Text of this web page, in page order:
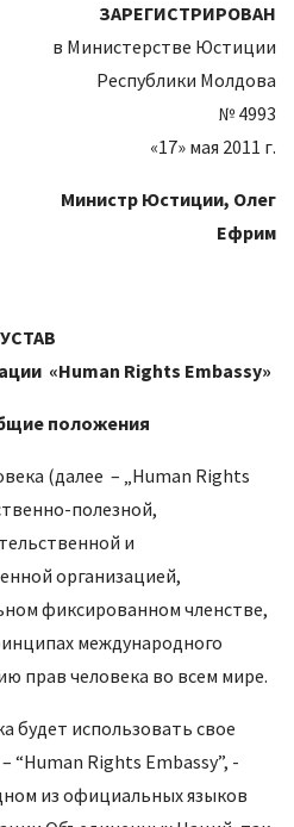
ЗАРЕГИСТРИРОВАН
в Министерстве Юстиции
Республики Молдова
№ 4993
«17» мая 2011 г.
Министр Юстиции, Олег
Ефрим
УСТАВ
«Human Rights Embassy»
положения
(далее – „Human Rights
полезной,
и
организацией,
фиксированном членстве,
международного
прав человека во всем мире.
будет использовать свое
“Human Rights Embassy”, -
из официальных языков